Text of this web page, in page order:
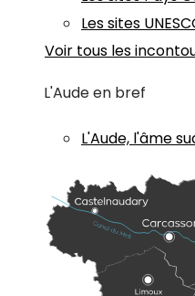
Les sites
Voir tous les
L'Aude en bref
L'Aude, l'âme